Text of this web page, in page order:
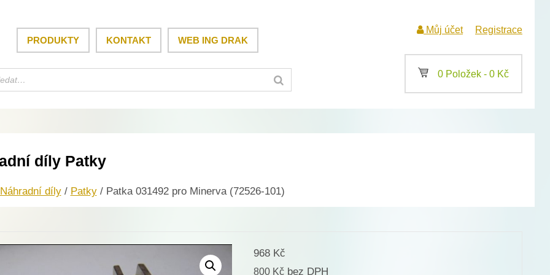
PRODUKTY KONTAKT WEB ING DRAK
Můj účet Registrace
a 0 Položek - 0 Kč
díly Patky
Náhradní díly/ Patky/ Patka 031492 pro Minerva (72526-101)
968 Kč
800 Kč bez DPH